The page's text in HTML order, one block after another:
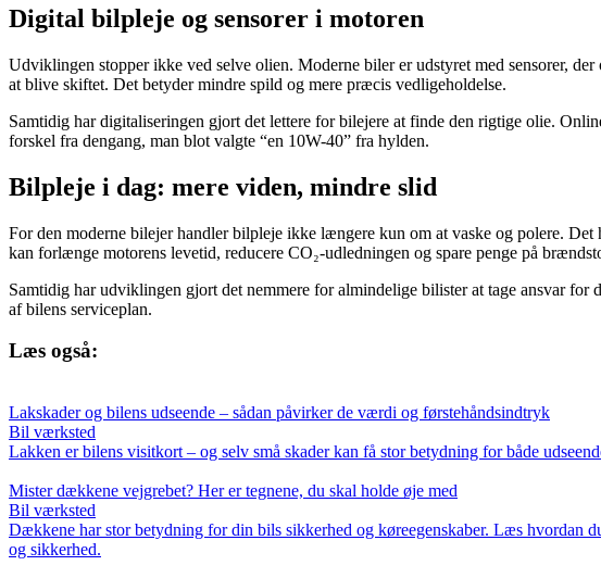
Digital bilpleje og sensorer i motoren
Udviklingen stopper ikke ved selve olien. Moderne biler er udstyret med sensorer,
at blive skiftet. Det betyder mindre spild og mere præcis vedligeholdelse.
Samtidig har digitaliseringen gjort det lettere for bilejere at finde den rigtige olie.
forskel fra dengang, man blot valgte “en 10W-40” fra hylden.
Bilpleje i dag: mere viden, mindre slid
For den moderne bilejer handler bilpleje ikke længere kun om at vaske og polere.
kan forlænge motorens levetid, reducere CO₂-udledningen og spare penge på
Samtidig har udviklingen gjort det nemmere for almindelige bilister at tage ansvar
af bilens serviceplan.
Læs også:
Lakskader og bilens udseende – sådan påvirker de værdi og førstehåndsindtryk
Bil værksted
Lakken er bilens visitkort – og selv små skader kan få stor betydning for både
Mister dækkene vejgrebet? Her er tegnene, du skal holde øje med
Bil værksted
Dækkene har stor betydning for din bils sikkerhed og køreegenskaber. Læs hvordan
og sikkerhed.